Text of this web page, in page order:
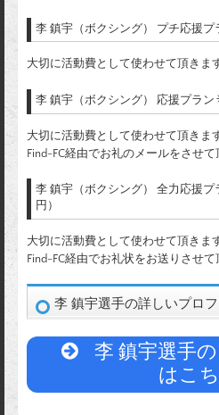
李 鎮宇（ボクシング） プチ応援プ
大切に活動費として使わせて頂きま
李 鎮宇（ボクシング） 応援プラン
大切に活動費として使わせて頂きま
Find-FC経由でお礼のメールをさせて
李 鎮宇（ボクシング） 全力応援プ
円）
大切に活動費として使わせて頂きま
Find-FC経由でお礼状をお送りさせて
李 鎮宇選手の詳しいプロ
李 鎮宇選手
はこ